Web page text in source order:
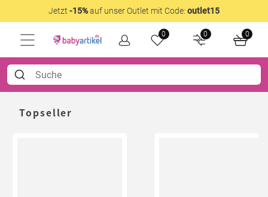
Jetzt -15%auf unser Outlet mit Code: outlet15
0 0 0
Topseller